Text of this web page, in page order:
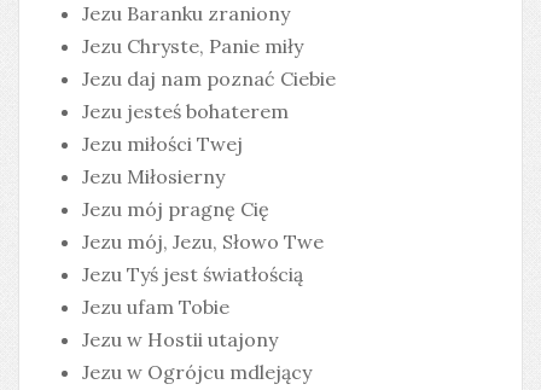
Jezu Baranku zraniony
Jezu Chryste, Panie miły
Jezu daj nam poznać Ciebie
Jezu jesteś bohaterem
Jezu miłości Twej
Jezu Miłosierny
Jezu mój pragnę Cię
Jezu mój, Jezu, Słowo Twe
Jezu Tyś jest światłością
Jezu ufam Tobie
Jezu w Hostii utajony
Jezu w Ogrójcu mdlejący